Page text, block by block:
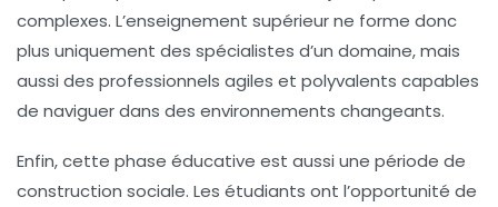
complexes. L’enseignement supérieur ne forme donc
plus uniquement des spécialistes d’un domaine, mais
aussi des professionnels agiles et polyvalents capables
de naviguer dans des environnements changeants.
Enfin, cette phase éducative est aussi une période de
construction sociale. Les étudiants ont l’opportunité de